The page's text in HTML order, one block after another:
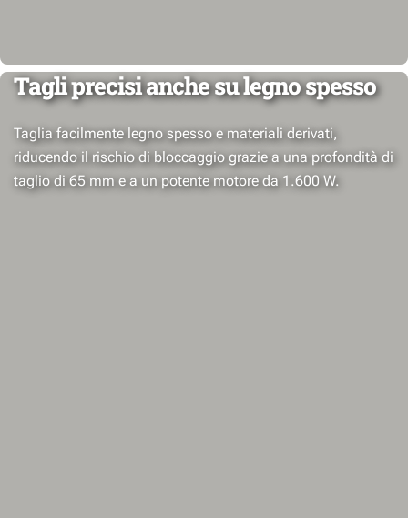
Tagli precisi anche su legno spesso
Taglia facilmente legno spesso e materiali derivati,
riducendo il rischio di bloccaggio grazie a una profondità di
taglio di 65 mm e a un potente motore da 1.600 W.